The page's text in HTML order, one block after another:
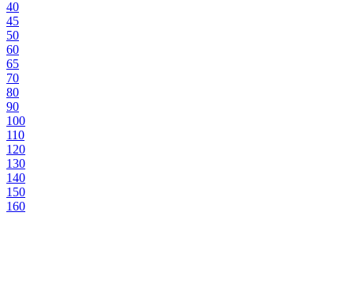
40
45
50
60
65
70
80
90
100
110
120
130
140
150
160